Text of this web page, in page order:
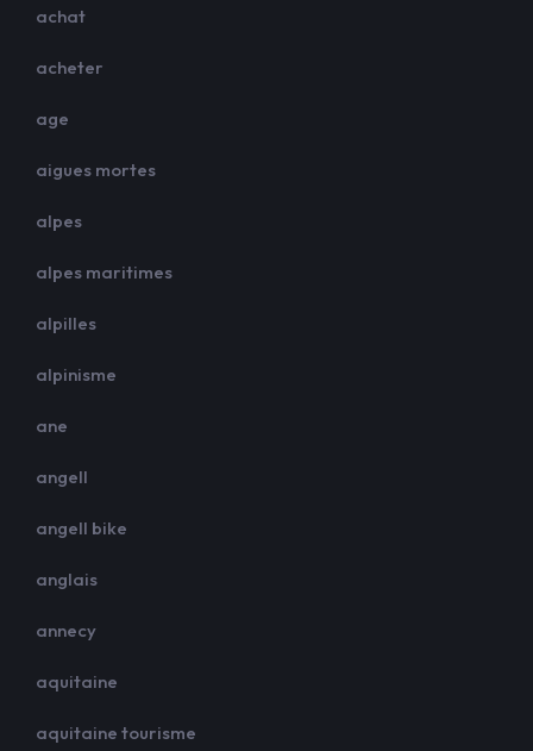
achat
acheter
age
aigues mortes
alpes
alpes maritimes
alpilles
alpinisme
ane
angell
angell bike
anglais
annecy
aquitaine
aquitaine tourisme